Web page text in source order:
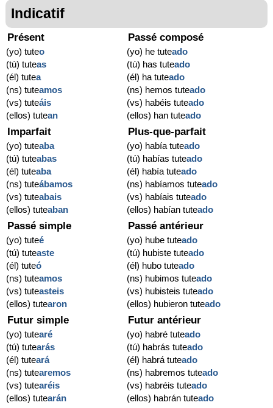
Indicatif
Présent
(yo) tuteo
(tú) tuteas
(él) tutea
(ns) tuteamos
(vs) tuteáis
(ellos) tutean
Passé composé
(yo) he tuteado
(tú) has tuteado
(él) ha tuteado
(ns) hemos tuteado
(vs) habéis tuteado
(ellos) han tuteado
Imparfait
(yo) tuteaba
(tú) tuteabas
(él) tuteaba
(ns) tuteábamos
(vs) tuteabais
(ellos) tuteaban
Plus-que-parfait
(yo) había tuteado
(tú) habías tuteado
(él) había tuteado
(ns) habíamos tuteado
(vs) habíais tuteado
(ellos) habían tuteado
Passé simple
(yo) tuteé
(tú) tuteaste
(él) tuteó
(ns) tuteamos
(vs) tuteasteis
(ellos) tutearon
Passé antérieur
(yo) hube tuteado
(tú) hubiste tuteado
(él) hubo tuteado
(ns) hubimos tuteado
(vs) hubisteis tuteado
(ellos) hubieron tuteado
Futur simple
(yo) tutearé
(tú) tutearás
(él) tuteará
(ns) tutearemos
(vs) tutearéis
(ellos) tutearán
Futur antérieur
(yo) habré tuteado
(tú) habrás tuteado
(él) habrá tuteado
(ns) habremos tuteado
(vs) habréis tuteado
(ellos) habrán tuteado